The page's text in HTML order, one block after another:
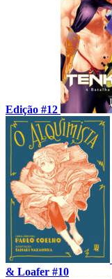
Edição #12
& Loafer #10